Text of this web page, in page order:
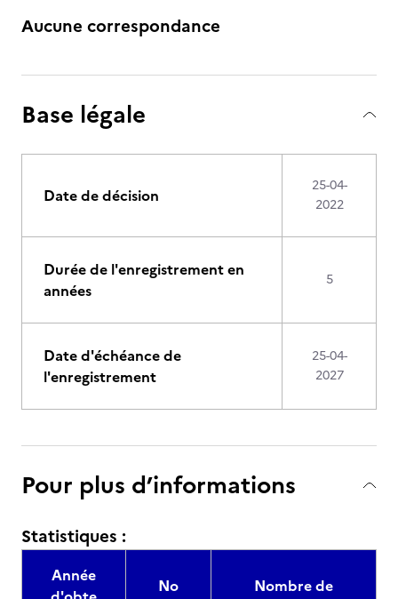
Aucune correspondance
Base légale
Date de décision
25-04-
2022
Durée de l'enregistrement en
années
5
Date d'échéance de
l'enregistrement
25-04-
2027
Pour plus d’informations
Statistiques :
Année
No
Nombre de